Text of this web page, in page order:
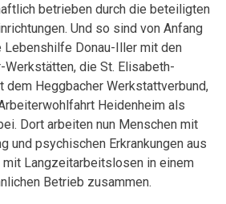
betrieben durch die beteiligten
Und so sind von Anfang
Lebenshilfe Donau-Iller mit den
Werkstätten, die St. Elisabeth-
dem Heggbacher Werkstattverbund,
Heidenheim als
Dort arbeiten nun Menschen mit
und psychischen Erkrankungen aus
mit Langzeitarbeitslosen in einem
Betrieb zusammen.